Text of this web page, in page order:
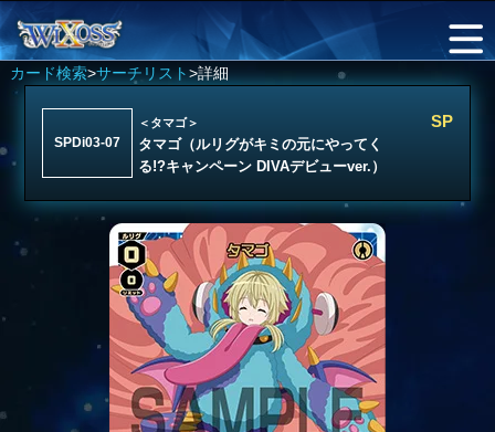
カード検索>サーチリスト>詳細
SPDi03-07
＜タマゴ＞
タマゴ（ルリグがキミの元にやってく
る!?キャンペーン DIVAデビューver.）
SP